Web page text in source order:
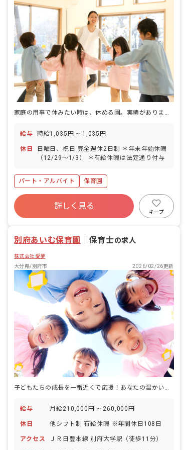
家庭の用事で休みたい時は、休める園。実績があります。
給与 時給1,035円 ~ 1,035円
休日
日曜日、祝日 完全週休2日制 ＊年末年始休暇
（12/29〜1/3） ＊有給休暇は法定通り付与
パート・アルバイト 保育園
詳しく見る
キープ
別府あいむ保育園 保育士の求人
株式会社愛夢
大分県/別府市
2026/02/26更新
子どもたちの成長を一番近くで応援！あなたの温かい心、ここで輝かせませんか？
給与 月給210,000円 ~ 260,000円
休日 他シフト制 有給休暇 ※年間休日108日
アクセス ＪＲ日豊本線 別府大学駅（徒歩11分）